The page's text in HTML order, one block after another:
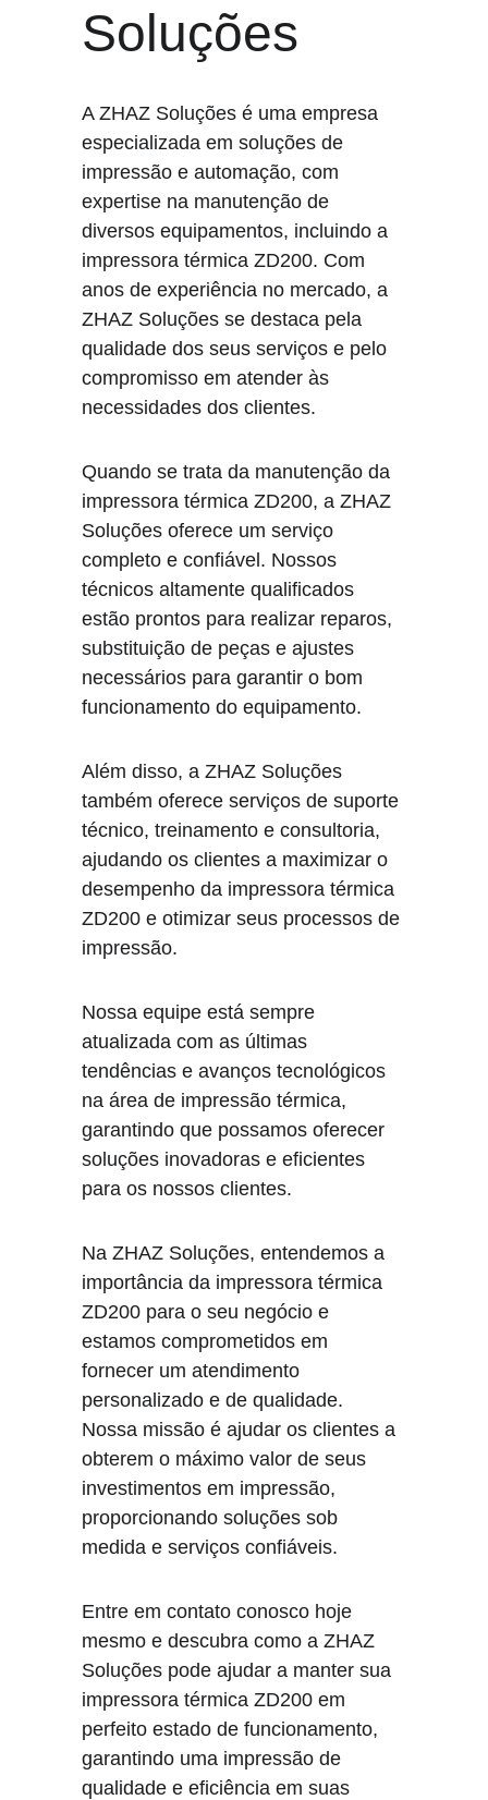
Soluções
A ZHAZ Soluções é uma empresa
especializada em soluções de
impressão e automação, com
expertise na manutenção de
diversos equipamentos, incluindo a
impressora térmica ZD200. Com
anos de experiência no mercado, a
ZHAZ Soluções se destaca pela
qualidade dos seus serviços e pelo
compromisso em atender às
necessidades dos clientes.
Quando se trata da manutenção da
impressora térmica ZD200, a ZHAZ
Soluções oferece um serviço
completo e confiável. Nossos
técnicos altamente qualificados
estão prontos para realizar reparos,
substituição de peças e ajustes
necessários para garantir o bom
funcionamento do equipamento.
Além disso, a ZHAZ Soluções
também oferece serviços de suporte
técnico, treinamento e consultoria,
ajudando os clientes a maximizar o
desempenho da impressora térmica
ZD200 e otimizar seus processos de
impressão.
Nossa equipe está sempre
atualizada com as últimas
tendências e avanços tecnológicos
na área de impressão térmica,
garantindo que possamos oferecer
soluções inovadoras e eficientes
para os nossos clientes.
Na ZHAZ Soluções, entendemos a
importância da impressora térmica
ZD200 para o seu negócio e
estamos comprometidos em
fornecer um atendimento
personalizado e de qualidade.
Nossa missão é ajudar os clientes a
obterem o máximo valor de seus
investimentos em impressão,
proporcionando soluções sob
medida e serviços confiáveis.
Entre em contato conosco hoje
mesmo e descubra como a ZHAZ
Soluções pode ajudar a manter sua
impressora térmica ZD200 em
perfeito estado de funcionamento,
garantindo uma impressão de
qualidade e eficiência em suas